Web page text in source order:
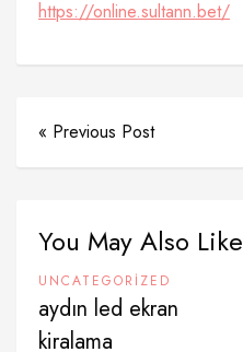
https://online.sultann.bet/
« Previous Post
You May Also Like
UNCATEGORIZED
aydın led ekran
kiralama